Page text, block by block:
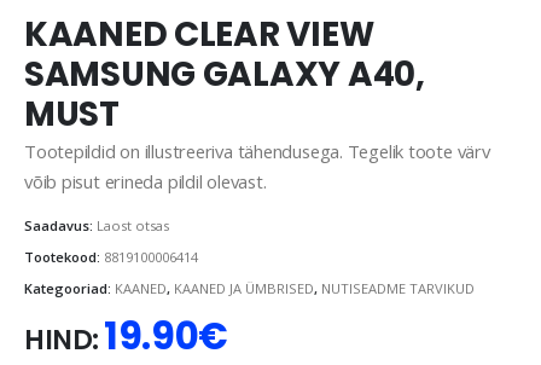
KAANED CLEAR VIEW
SAMSUNG GALAXY A40,
MUST
Tootepildid on illustreeriva tähendusega. Tegelik toote värv
võib pisut erineda pildil olevast.
Saadavus: Laost otsas
Tootekood: 8819100006414
Kategooriad: KAANED, KAANED JA ÜMBRISED, NUTISEADME TARVIKUD
HIND:19.90€